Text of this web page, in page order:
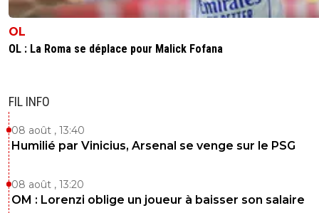
OL
OL : La Roma se déplace pour Malick Fofana
FIL INFO
08 août , 13:40
Humilié par Vinicius, Arsenal se venge sur le PSG
08 août , 13:20
OM : Lorenzi oblige un joueur à baisser son salaire